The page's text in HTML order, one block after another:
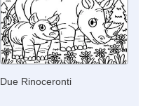
Due Rinoceronti